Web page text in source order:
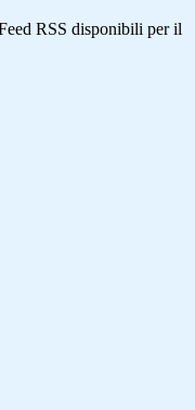
RSS disponibili per il